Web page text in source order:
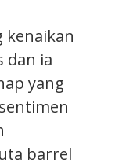
kenaikan
dan ia
yang
barrel